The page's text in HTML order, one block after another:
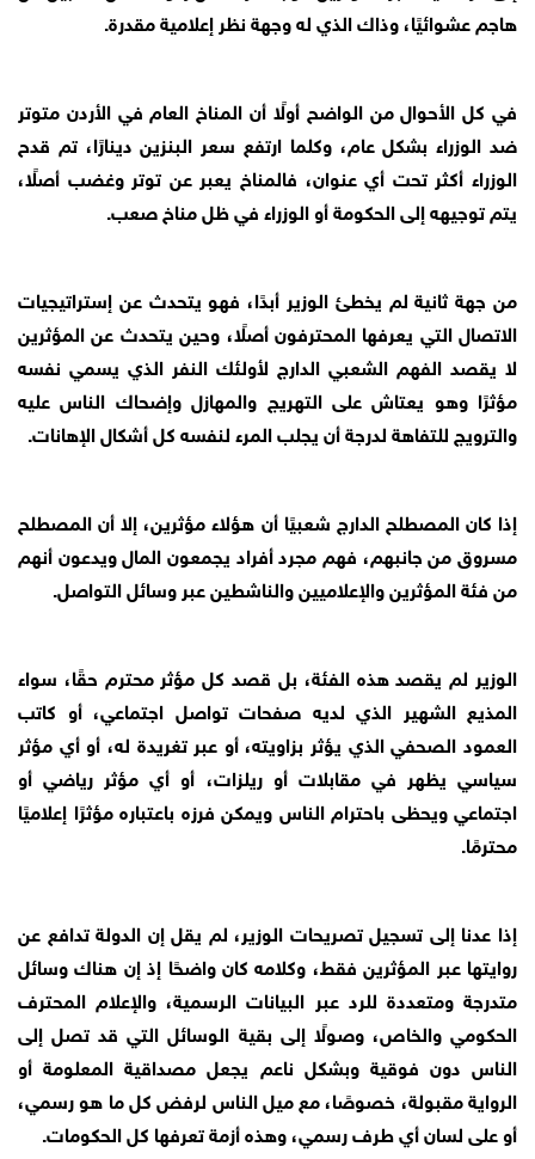
هاجم عشوائيًا، وذاك الذي له وجهة نظر إعلامية مقدرة.
في كل الأحوال من الواضح أولًا أن المناخ العام في الأردن متوتر
ضد الوزراء بشكل عام، وكلما ارتفع سعر البنزين دينارًا، تم قدح
الوزراء أكثر تحت أي عنوان، فالمناخ يعبر عن توتر وغضب أصلًا،
يتم توجيهه إلى الحكومة أو الوزراء في ظل مناخ صعب.
من جهة ثانية لم يخطئ الوزير أبدًا، فهو يتحدث عن إستراتيجيات
الاتصال التي يعرفها المحترفون أصلًا، وحين يتحدث عن المؤثرين
لا يقصد الفهم الشعبي الدارج لأولئك النفر الذي يسمي نفسه
مؤثرًا وهو يعتاش على التهريج والمهازل وإضحاك الناس عليه
والترويج للتفاهة لدرجة أن يجلب المرء لنفسه كل أشكال الإهانات.
إذا كان المصطلح الدارج شعبيًا أن هؤلاء مؤثرين، إلا أن المصطلح
مسروق من جانبهم، فهم مجرد أفراد يجمعون المال ويدعون أنهم
من فئة المؤثرين والإعلاميين والناشطين عبر وسائل التواصل.
الوزير لم يقصد هذه الفئة، بل قصد كل مؤثر محترم حقًا، سواء
المذيع الشهير الذي لديه صفحات تواصل اجتماعي، أو كاتب
العمود الصحفي الذي يؤثر بزاويته، أو عبر تغريدة له، أو أي مؤثر
سياسي يظهر في مقابلات أو ريلزات، أو أي مؤثر رياضي أو
اجتماعي ويحظى باحترام الناس ويمكن فرزه باعتباره مؤثرًا إعلاميًا
محترمًا.
إذا عدنا إلى تسجيل تصريحات الوزير، لم يقل إن الدولة تدافع عن
روايتها عبر المؤثرين فقط، وكلامه كان واضحًا إذ إن هناك وسائل
متدرجة ومتعددة للرد عبر البيانات الرسمية، والإعلام المحترف
الحكومي والخاص، وصولًا إلى بقية الوسائل التي قد تصل إلى
الناس دون فوقية وبشكل ناعم يجعل مصداقية المعلومة أو
الرواية مقبولة، خصوصًا، مع ميل الناس لرفض كل ما هو رسمي،
أو على لسان أي طرف رسمي، وهذه أزمة تعرفها كل الحكومات.